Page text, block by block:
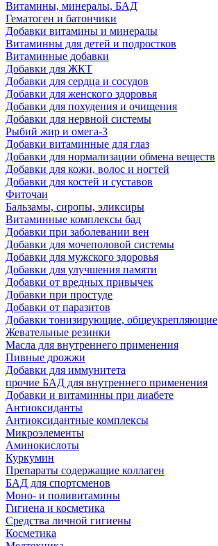
Витамины, минералы, БАД
Гематоген и батончики
Добавки витамины и минералы
Витаминны для детей и подростков
Витаминные добавки
Добавки для ЖКТ
Добавки для сердца и сосудов
Добавки для женского здоровья
Добавки для похудения и очищения
Добавки для нервной системы
Рыбий жир и омега-3
Добавки витаминные для глаз
Добавки для нормализации обмена веществ
Добавки для кожи, волос и ногтей
Добавки для костей и суставов
Фиточаи
Бальзамы, сиропы, эликсиры
Витаминные комплексы бад
Добавки при заболевании вен
Добавки для мочеполовой системы
Добавки для мужского здоровья
Добавки для улучшения памяти
Добавки от вредных привычек
Добавки при простуде
Добавки от паразитов
Добавки тонизирующие, общеукрепляющие
Жевательные резинки
Масла для внутреннего применения
Пивные дрожжи
Добавки для иммунитета
прочие БАД для внутреннего применения
Добавки и витаминны при диабете
Антиоксиданты
Антиоксидантные комплексы
Микроэлементы
Аминокислоты
Куркумин
Препараты содержащие коллаген
БАД для спортсменов
Моно- и поливитамины
Гигиена и косметика
Средства личной гигиены
Косметика